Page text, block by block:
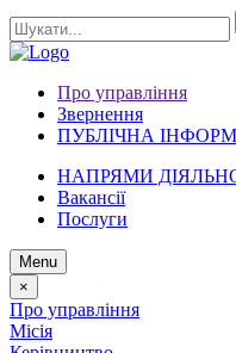
Про управління
Звернення
ПУБЛІЧНА
НАПРЯМИ
Вакансії
Послуги
Menu
×
Про управління
Місія